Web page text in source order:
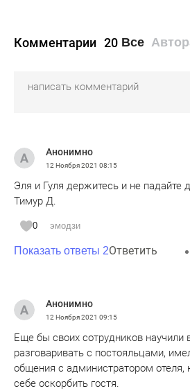
Комментарии 20 Все
Анонимно
12 Ноября 2021 08:15
Эля и Гуля держитесь и не падайте
Тимур Д.
0 эмодзи
Показать ответы 2Ответить
Анонимно
12 Ноября 2021 09:15
Еще бы своих сотрудников научили
разговаривать с постояльцами,
общения с администратором отеля,
себе оскорбить гостя.